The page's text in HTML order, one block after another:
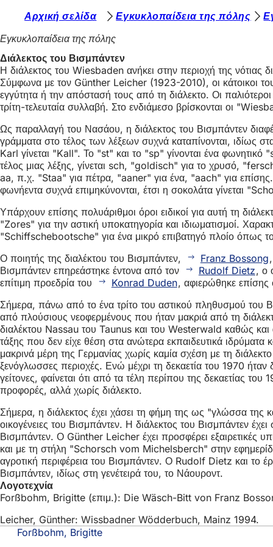
Μετάβαση στο περιεχόμενο
ρ
ί
σ
κ
ε
σ
τ
ε
ε
δ
ώ
Αρχική σελίδα Εγκυκλοπαίδεια της πόλης
Εγκυκλοπαίδεια της πόλης
Διάλεκτος του Βισμπάντεν
Η διάλεκτος του Wiesbaden ανήκει στην περιοχή της νότιας
Σύμφωνα με τον Günther Leicher (1923-2010), οι κάτοικοι
εγγύτητα ή την απόστασή τους από τη διάλεκτο. Οι
τρίτη-τελευταία συλλαβή. Στο ενδιάμεσο βρίσκονται οι
Ως παραλλαγή του Νασάου, η διάλεκτος του Βισμπάντεν
γράμματα στο τέλος των λέξεων συχνά καταπίνονται, ιδίως
Karl γίνεται "Kall". Το "st" και το "sp" γίνονται ένα
τέλος μιας λέξης, γίνεται sch, "goldisch" για το χρυσό,
aa, π.χ. "Staa" για πέτρα, "aaner" για ένα, "aach" για επίσης.
φωνήεντα συχνά επιμηκύνονται, έτσι η σοκολάτα γίνεται
Υπάρχουν επίσης πολυάριθμοι όροι ειδικοί για αυτή τη
"Zores" για την αστική υποκατηγορία και ιδιωματισμοί.
"Schiffschebootsche" για ένα μικρό επιβατηγό πλοίο όπως
Ο ποιητής της διαλέκτου του Βισμπάντεν,
Franz Bossong
Βισμπάντεν επηρεάστηκε έντονα από τον
Rudolf Dietz, ο
επίτιμη προεδρία του
Konrad Duden, αφιερώθηκε επίσης
Σήμερα, πάνω από το ένα τρίτο του αστικού πληθυσμού του
από πλούσιους νεοφερμένους που ήταν μακριά από τη
διαλέκτου Nassau του Taunus και του Westerwald καθώς
τάξης που δεν είχε θέση στα ανώτερα εκπαιδευτικά
μακρινά μέρη της Γερμανίας χωρίς καμία σχέση με τη
ξενόγλωσσες περιοχές. Ενώ μέχρι τη δεκαετία του 1970 ήταν
γείτονες, φαίνεται ότι από τα τέλη περίπου της δεκαετίας
προφορές, αλλά χωρίς διάλεκτο.
Σήμερα, η διάλεκτος έχει χάσει τη φήμη της ως "γλώσσα της
οικογένειες του Βισμπάντεν. Η διάλεκτος του Βισμπάντεν
Βισμπάντεν. Ο Günther Leicher έχει προσφέρει εξαιρετικές
και με τη στήλη "Schorsch vom Michelsberch" στην
αγροτική περιφέρεια του Βισμπάντεν. Ο Rudolf Dietz και το
Βισμπάντεν, ιδίως στη γενέτειρά του, το Νάουροντ.
Λογοτεχνία
Forßbohm, Brigitte (επιμ.): Die Wäsch-Bitt von Franz Bossong.
Leicher, Günther: Wissbadner Wödderbuch, Mainz 1994.
Forßbohm, Brigitte